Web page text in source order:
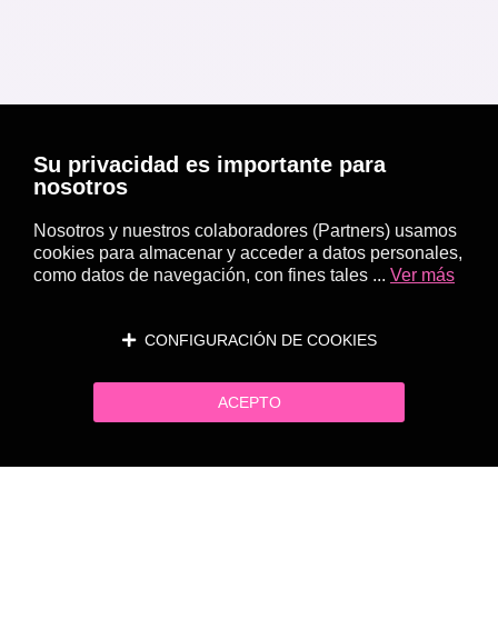
Su privacidad es importante para
nosotros
Nosotros y nuestros colaboradores (Partners) usamos
cookies para almacenar y acceder a datos personales,
como datos de navegación, con fines tales ... Ver más
CONFIGURACIÓN DE COOKIES
ACEPTO